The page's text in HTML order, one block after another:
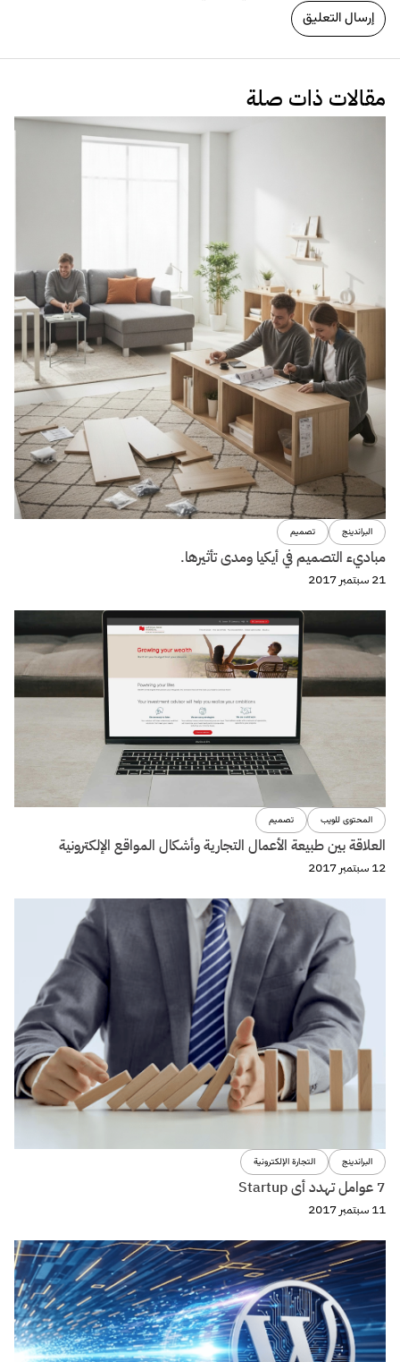
مقالات ذات صلة
البراندينج تصميم
مباديء التصميم في أيكيا ومدى تأثيرها.
21 سبتمبر 2017
المحتوى للويب تصميم
العلاقة بين طبيعة الأعمال التجارية وأشكال المواقع الإلكترونية
12 سبتمبر 2017
البراندينج التجارة الإلكترونية
7 عوامل تهدد أى Startup
11 سبتمبر 2017